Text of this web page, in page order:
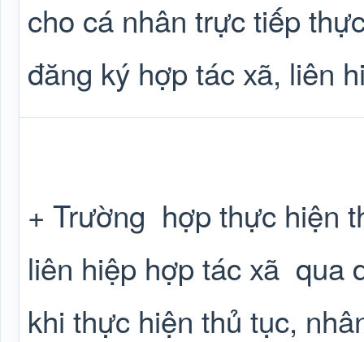
cho cá nhân trực tiếp
đăng ký hợp tác xã, liên
+ Trường hợp thực hiện
liên hiệp hợp tác xã qua
khi thực hiện thủ tục,